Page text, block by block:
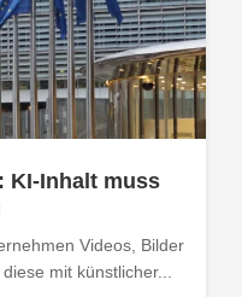
KI-Inhalt muss
Videos, Bilder
mit künstlicher...